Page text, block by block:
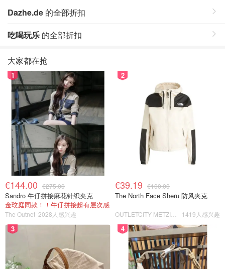
Dazhe.de 的全部折扣
吃喝玩乐 的全部折扣
大家都在抢
1
€144.00 €275.00
Sandro 牛仔拼接麻花针织夹克
金玟庭同款！！牛仔拼接超有层次感
The Outnet 2028人感兴趣
2
€39.19 €100.00
The North Face Sheru 防风夹克
1419人感兴趣
3 4